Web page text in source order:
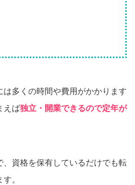
多くの時間や費用がかかります
えば独立・開業できるので定年が
、資格を保有しているだけでも転
。